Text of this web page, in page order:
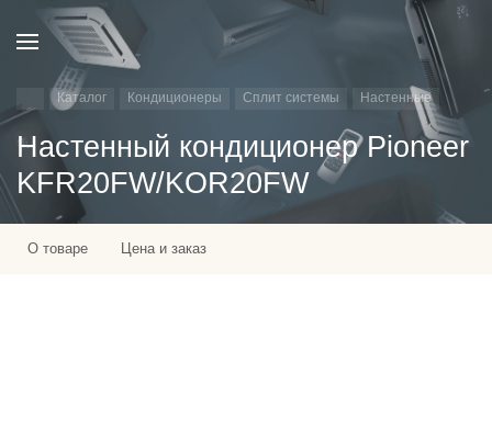
Каталог Кондиционеры Сплит системы Настенные
Настенный кондиционер Pioneer
KFR20FW/KOR20FW
О товаре Цена и заказ